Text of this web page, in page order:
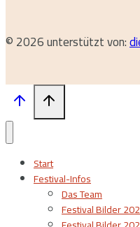
© 2026 unterstützt von:
Start
Festival-Infos
Das Team
Festival Bilder